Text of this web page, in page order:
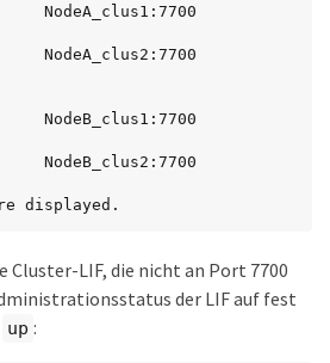
NodeA_clus1:7700
NodeA_clus2:7700
NodeB_clus1:7700
NodeB_clus2:7700
displayed.
Cluster-LIF, die nicht an Port 7700
der LIF auf fest
up :